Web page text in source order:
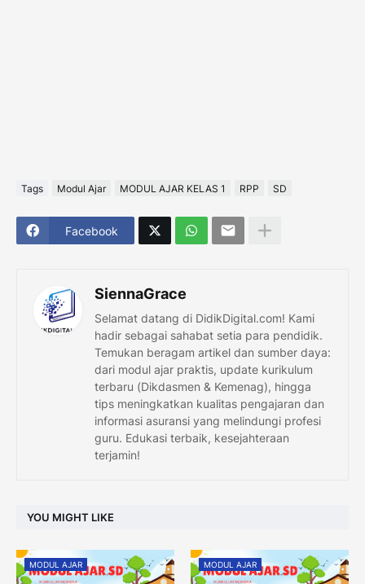
Tags Modul Ajar MODUL AJAR KELAS 1 RPP SD
Facebook
SiennaGrace
Selamat datang di DidikDigital.com! Kami
hadir sebagai sahabat setia para pendidik.
Temukan beragam artikel dan sumber daya:
dari modul ajar praktis, update kurikulum
terbaru (Dikdasmen & Kemenag), hingga
tips meningkatkan kualitas pengajaran dan
informasi asuransi yang melindungi profesi
guru. Edukasi terbaik, kesejahteraan
terjamin!
YOU MIGHT LIKE
MODUL AJAR MODUL AJAR